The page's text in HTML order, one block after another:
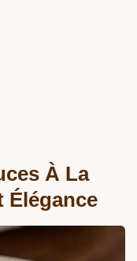
À La
Élégance